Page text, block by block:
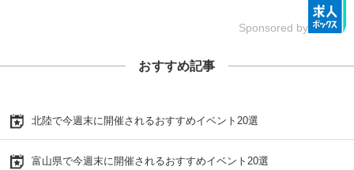
Sponsored by
おすすめ記事
北陸で今週末に開催されるおすすめイベント20選
富山県で今週末に開催されるおすすめイベント20選